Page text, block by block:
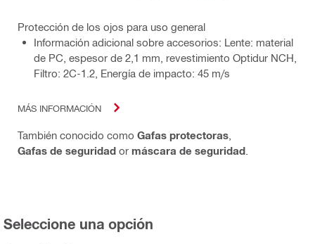
Protección de los ojos para uso general
Información adicional sobre accesorios: Lente: material
de PC, espesor de 2,1 mm, revestimiento Optidur NCH,
Filtro: 2C-1.2, Energía de impacto: 45 m/s
MÁS INFORMACIÓN
También conocido como Gafas protectoras
Gafas de seguridad or máscara de seguridad
Seleccione una opción